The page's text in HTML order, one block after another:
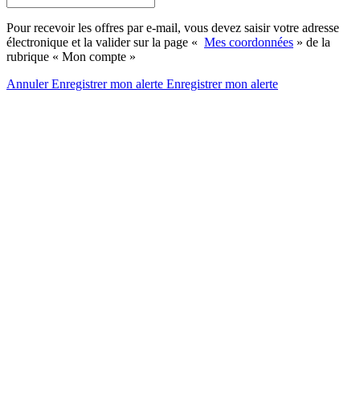
Pour recevoir les offres par e-mail, vous devez saisir votre adresse
électronique et la valider sur la page « Mes coordonnées » de la
rubrique « Mon compte »
AnnulerEnregistrer mon alerte Enregistrermon alerte